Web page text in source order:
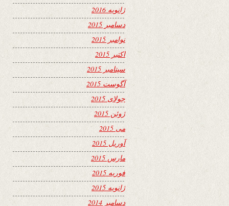
ژانویه 2016
دسامبر 2015
نوامبر 2015
اکتبر 2015
سپتامبر 2015
آگوست 2015
جولای 2015
ژوئن 2015
می 2015
آوریل 2015
مارس 2015
فوریه 2015
ژانویه 2015
دسامبر 2014